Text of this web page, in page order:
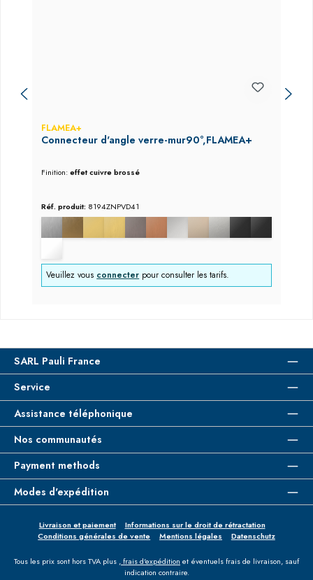
FLAMEA+
Connecteur d'angle verre-mur90°,FLAMEA+
Finition:effet cuivre brossé
Réf. produit: 8194ZNPVD41
Veuillez vous connecter pour consulter les tarifs.
SARL Pauli France
Service
Assistance téléphonique
Nos communautés
Payment methods
Modes d'expédition
Livraison et paiement
Informations sur le droit de rétractation
Conditions générales de vente
Mentions légales Datenschutz
Tous les prix sont hors TVA plus , frais d'expédition et éventuels frais de livraison, sauf
indication contraire.